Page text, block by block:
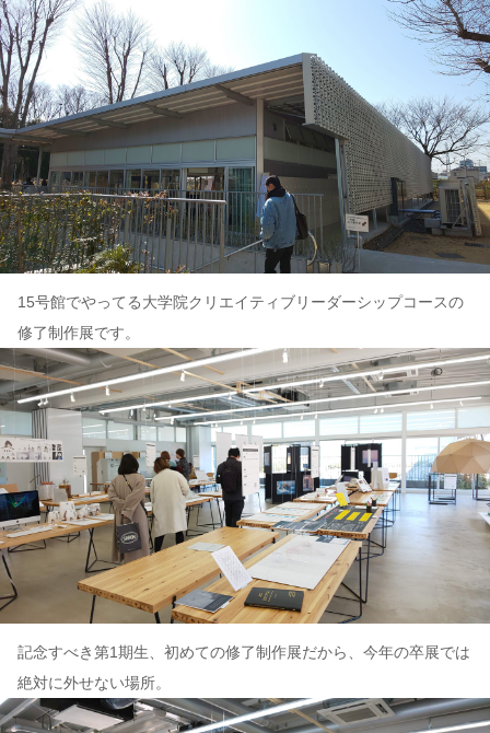
15号館でやってる大学院クリエイティブリーダーシップコースの
修了制作展です。
記念すべき第1期生、初めての修了制作展だから、今年の卒展では
絶対に外せない場所。